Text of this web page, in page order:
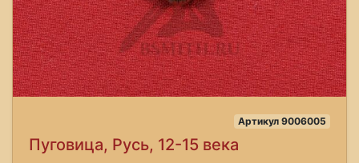
Артикул 9006005
Пуговица, Русь, 12-15 века